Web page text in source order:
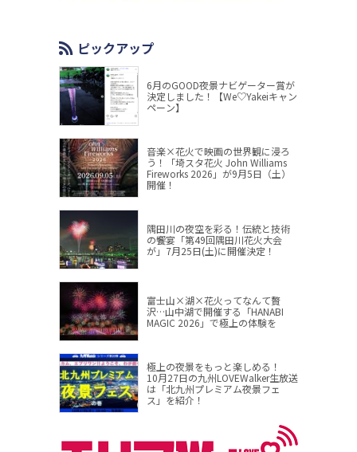
ピックアップ
6月のGOOD夜景ナビゲーター賞が
決定しました！【We♡Yakeiキャン
ペーン】
音楽×花火で映画の世界観に浸ろ
う！「埼スタ花火 John Williams
Fireworks 2026」が9月5日（土）
開催！
隅田川の夜空を彩る！伝統と技術
の饗宴「第49回隅田川花火大会
が」7月25日(土)に開催決定！
富士山×湖×花火ってなんて贅
沢…山中湖で開催する「HANABI
MAGIC 2026」で極上の体験を
極上の夜景をもっと楽しめる！
10月27日の九州LOVEWalker生放送
は「北九州プレミアム夜景フェ
ス」を紹介！